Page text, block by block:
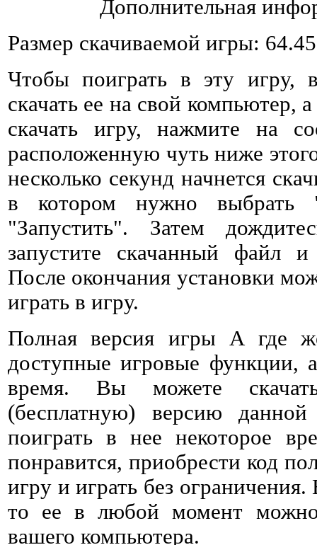
Дополнительная
Размер скачиваемой игры:
Чтобы поиграть в эту игру,
скачать ее на свой компьютер,
скачать игру, нажмите на
расположенную чуть ниже
несколько секунд начнется
в котором нужно выбрать
"Запустить". Затем
запустите скачанный файл и
После окончания установки
играть в игру.
Полная версия игры А где
доступные игровые функции,
время. Вы можете
(бесплатную) версию
поиграть в нее некоторое
понравится, приобрести код
игру и играть без
то ее в любой момент можно
вашего компьютера.